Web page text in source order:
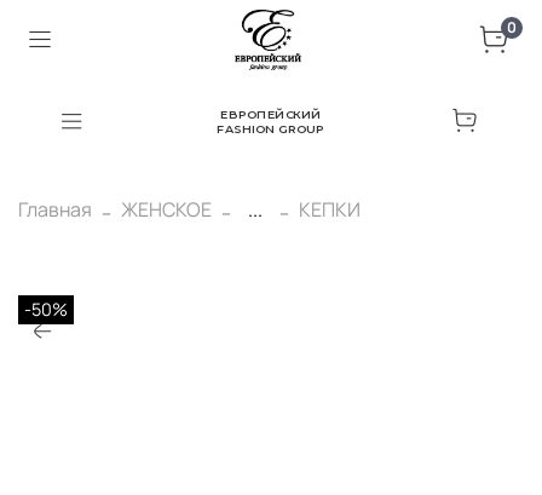
0
ЕВРОПЕЙСКИЙ
FASHION GROUP
Главная ЖЕНСКОЕ ... КЕПКИ
-50%